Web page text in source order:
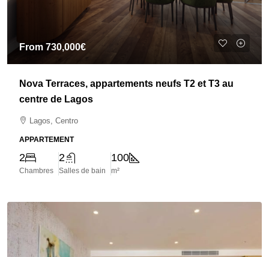
From 730,000€
Nova Terraces, appartements neufs T2 et T3 au
centre de Lagos
Lagos, Centro
APPARTEMENT
2
Chambres
2
Salles de bain
100
m²